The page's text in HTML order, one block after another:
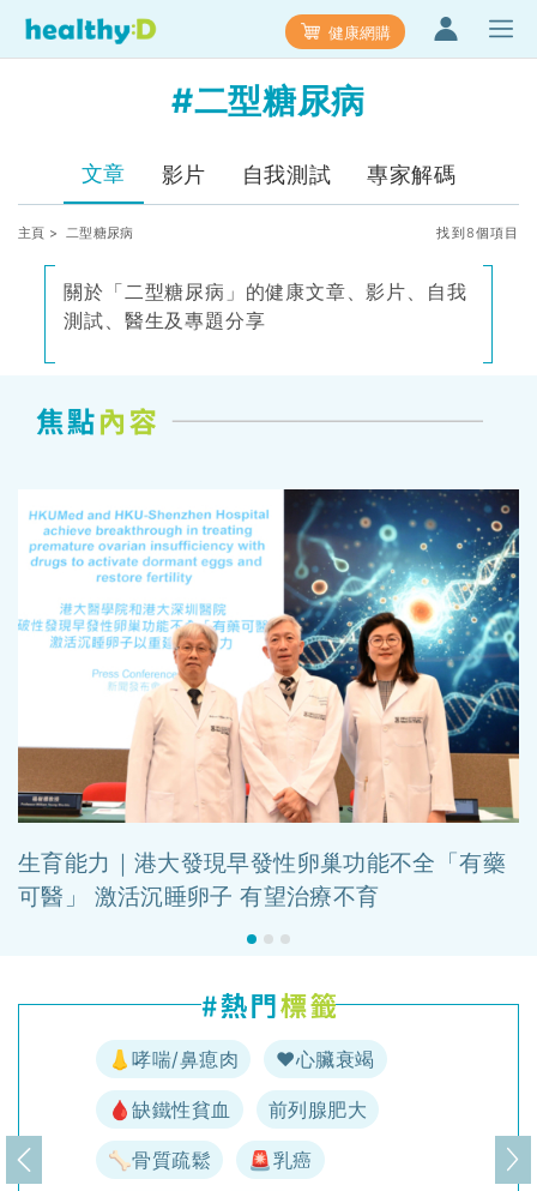
健康網購
#二型糖尿病
文章 影片 自我測試 專家解碼
主頁 > 二型糖尿病 找到8個項目
關於「二型糖尿病」的健康文章、影片、自我
測試、醫生及專題分享
生育能力｜港大發現早發性卵巢功能不全「有藥
可醫」 激活沉睡卵子 有望治療不育
👃哮喘/鼻瘜肉 ♥️心臟衰竭
🩸缺鐵性貧血 前列腺肥大
🦴骨質疏鬆 🚨乳癌
上一頁 下